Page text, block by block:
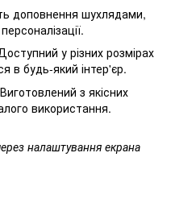
доповнення шухлядами,
у різних розмірах
в будь-який інтер'єр.
Виготовлений з якісних
використання.
налаштування екрана